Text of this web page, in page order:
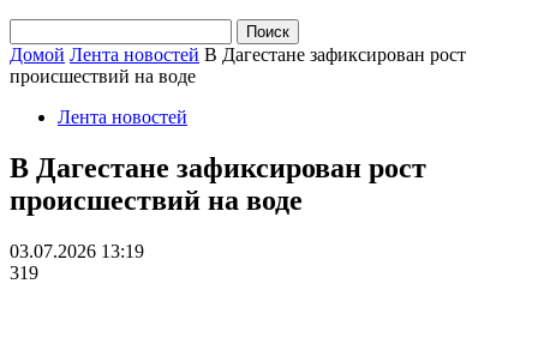
Домой Лента новостей В Дагестане зафиксирован рост
происшествий на воде
Лента новостей
В Дагестане зафиксирован рост
происшествий на воде
03.07.2026 13:19
319